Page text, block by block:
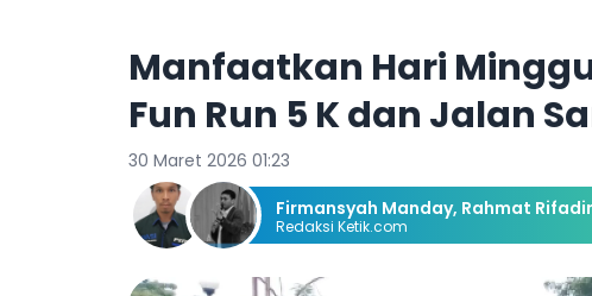
Manfaatkan Hari
Fun Run 5 K dan Jalan
30 Maret 2026 01:23
Firmansyah Manday, Rahmat
Redaksi Ketik.com